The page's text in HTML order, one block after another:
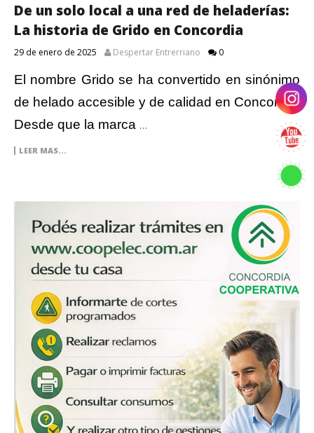
De un solo local a una red de heladerías:
La historia de Grido en Concordia
29 de enero de 2025 Despertar Entrerriano 0
El nombre Grido se ha convertido en sinónimo
de helado accesible y de calidad en Concordia.
Desde que la marca …
LEER MAS...